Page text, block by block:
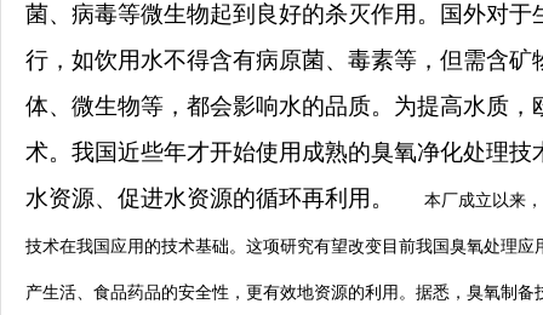
菌、病毒等微生物起到良好的杀灭作用。国外对
行，如饮用水不得含有病原菌、毒素等，但需含
体、微生物等，都会影响水的品质。为提高水质
术。我国近些年才开始使用成熟的臭氧净化处理
水资源、促进水资源的循环再利用。
本厂成立以来
技术在我国应用的技术基础。这项研究有望改变目前我国臭氧处理
产生活、食品药品的安全性，更有效地资源的利用。据悉，臭氧制